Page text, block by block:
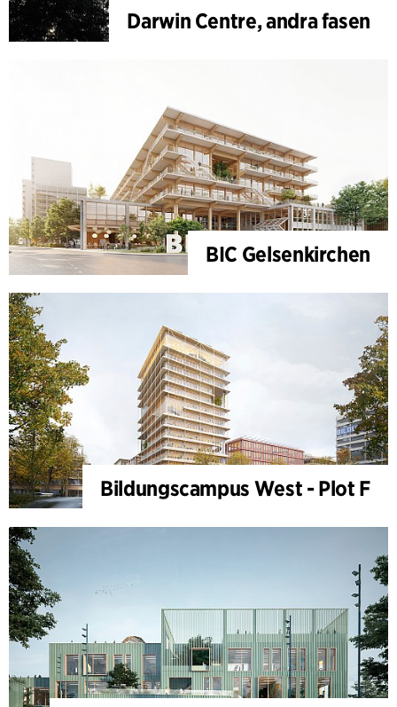
Darwin Centre, andra fasen
BIC Gelsenkirchen
Bildungscampus West - Plot F